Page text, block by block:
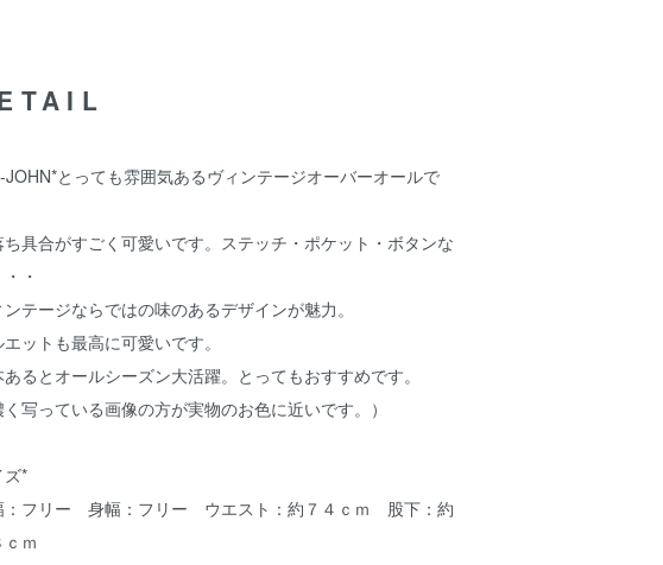
JOHN*とっても雰囲気あるヴィンテージオーバーオールで
ち具合がすごく可愛いです。ステッチ・ポケット・ボタンな
・
ンテージならではの味のあるデザインが魅力。
ットも最高に可愛いです。
あるとオールシーズン大活躍。とってもおすすめです。
く写っている画像の方が実物のお色に近いです。）
ズ*
：フリー 身幅：フリー ウエスト：約７４ｃｍ 股下：約
ｃｍ